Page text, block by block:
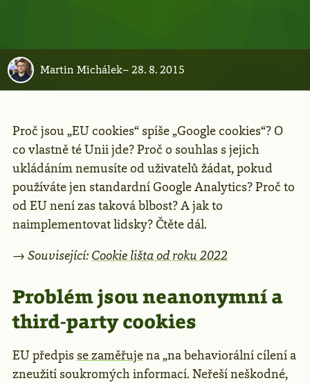
Martin Michálek–28. 8. 2015
Proč jsou „EU cookies“ spíše „Google cookies“? O
co vlastně té Unii jde? Proč o souhlas s jejich
ukládáním nemusíte od uživatelů žádat, pokud
používáte jen standardní Google Analytics? Proč to
od EU není zas taková blbost? A jak to
naimplementovat lidsky? Čtěte dál.
→ Související: Cookie lišta od roku 2022
Problém jsou neanonymní a
third-party cookies
EU předpis se zaměřujena „na behaviorální cílení a
zneužití soukromých informací. Neřeší neškodné,